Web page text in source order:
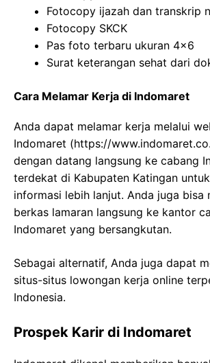
Fotocopy ijazah dan transkrip
Fotocopy SKCK
Pas foto terbaru ukuran 4×6
Surat keterangan sehat dari
Cara Melamar Kerja di Indomaret
Anda dapat melamar kerja melalui
Indomaret (https://
dengan datang langsung ke cabang
terdekat di Kabupaten Katingan
informasi lebih lanjut. Anda juga bisa
berkas lamaran langsung ke kantor
Indomaret yang bersangkutan.
Sebagai alternatif, Anda juga dapat
situs-situs lowongan kerja online
Indonesia.
Prospek Karir di Indomaret